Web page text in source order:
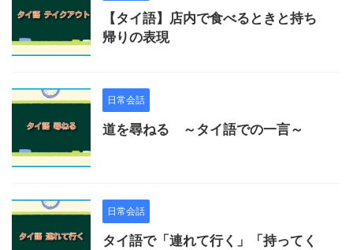
【タイ語】店内で食べるときと持ち
帰りの表現
日常会話
道を尋ねる ～タイ語での一言～
日常会話
タイ語で「連れて行く」「持ってく